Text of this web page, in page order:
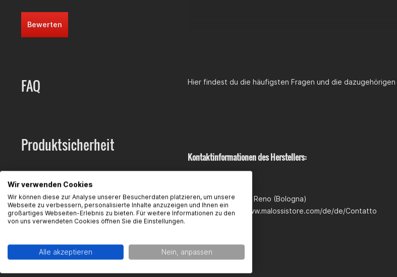
Bewerten
FAQ Hier findest du die häufigsten Fragen und die
Produktsicherheit
Kontaktinformationen des Herstellers:
40012 Calderara di Reno (Bologna)
Kontakt: https://www.malossistore.com/de/de/Contatto
Wir verwenden Cookies
Wir können diese zur Analyse unserer Besucherdaten platzieren, um unsere
Webseite zu verbessern, personalisierte Inhalte anzuzeigen und Ihnen ein
großartiges Webseiten-Erlebnis zu bieten. Für weitere Informationen zu den
von uns verwendeten Cookies öffnen Sie die Einstellungen.
Alle akzeptieren Nein, anpassen